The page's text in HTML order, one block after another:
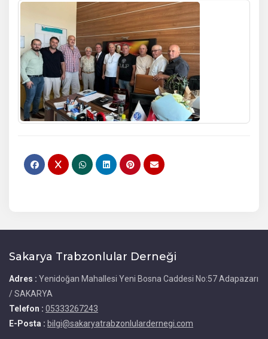
Sakarya Trabzonlular Derneği
Adres : Yenidoğan Mahallesi Yeni Bosna Caddesi No:57 Adapazarı
/ SAKARYA
Telefon : 05333267243
E-Posta : bilgi@sakaryatrabzonlulardernegi.com